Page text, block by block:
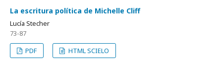
La escritura política de Michelle Cliff
Lucía Stecher
73-87
PDF
HTML SCIELO